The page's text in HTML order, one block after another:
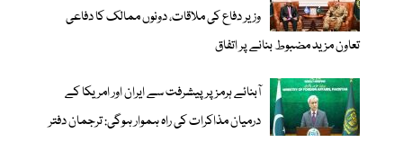
وزیر دفاع کی ملاقات، دونوں ممالک کا دفاعی
تعاون مزید مضبوط بنانے پر اتفاق
آبنائے ہرمز پر پیشرفت سے ایران اور امریکا کے
درمیان مذاکرات کی راہ ہموار ہوگی: ترجمان دفتر